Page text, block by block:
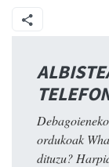
ordukoak
dituzu?